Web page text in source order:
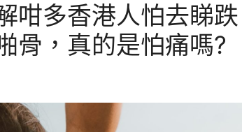
咁多香港人怕去睇跌
骨，真的是怕痛嗎?